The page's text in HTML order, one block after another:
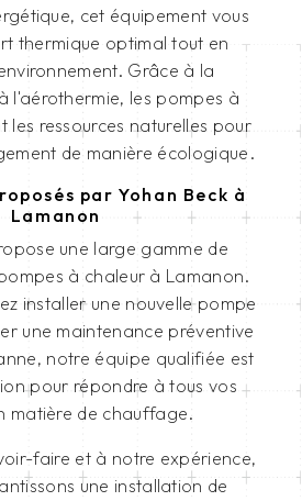
cet équipement vous
thermique optimal tout en
Grâce à la
l'aérothermie, les pompes à
les ressources naturelles pour
de manière écologique.
par Yohan Beck à
Lamanon
une large gamme de
à chaleur à Lamanon.
installer une nouvelle pompe
une maintenance préventive
notre équipe qualifiée est
pour répondre à tous vos
matière de chauffage.
faire et à notre expérience,
une installation de